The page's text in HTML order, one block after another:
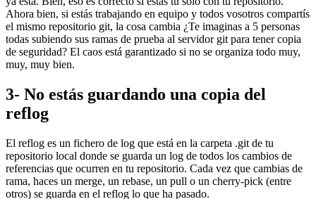
Ahora bien, si estás trabajando en equipo y todos vosotros compartís
el mismo repositorio git, la cosa cambia ¿Te imaginas a 5 personas
todas subiendo sus ramas de prueba al servidor git para tener copia
de seguridad? El caos está garantizado si no se organiza todo muy,
muy, muy bien.
3- No estás guardando una copia del
reflog
El reflog es un fichero de log que está en la carpeta .git de tu
repositorio local donde se guarda un log de todos los cambios de
referencias que ocurren en tu repositorio. Cada vez que cambias de
rama, haces un merge, un rebase, un pull o un cherry-pick (entre
otros) se guarda en el reflog lo que ha pasado.